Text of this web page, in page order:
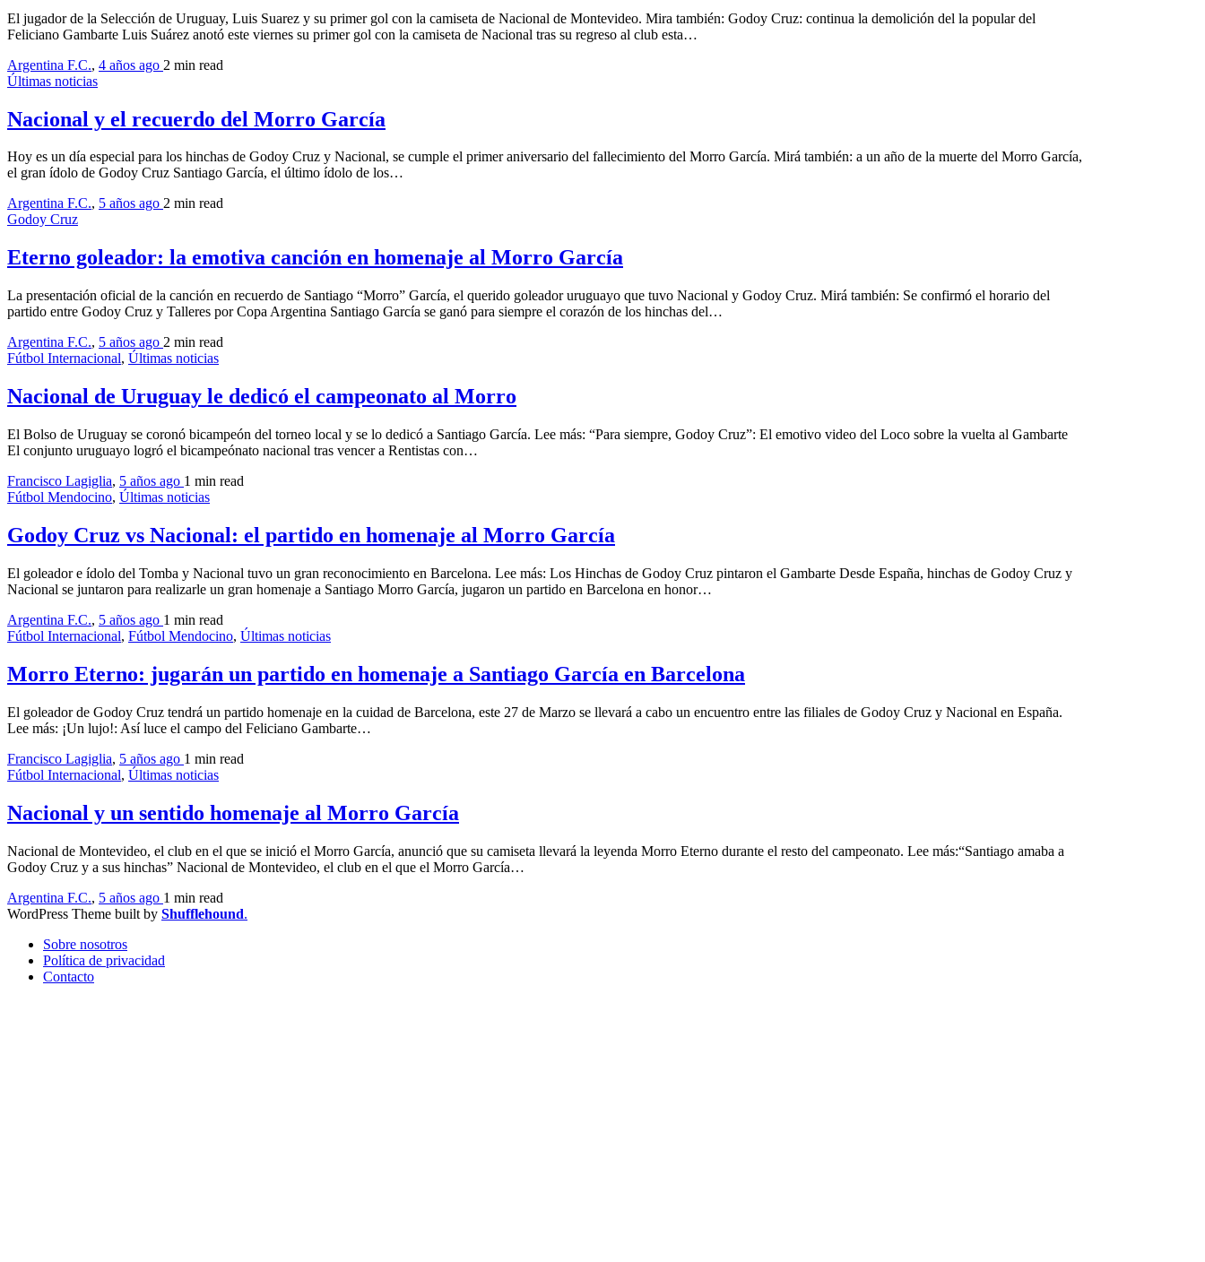
El jugador de la Selección de Uruguay, Luis Suarez y su primer gol con la camiseta de Nacional de Montevideo. Mira también: Godoy Cruz: continua la demolición del la popular del
Feliciano Gambarte Luis Suárez anotó este viernes su primer gol con la camiseta de Nacional tras su regreso al club esta…
Argentina F.C., 4 años ago 2 min read
Últimas noticias
Nacional y el recuerdo del Morro García
Hoy es un día especial para los hinchas de Godoy Cruz y Nacional, se cumple el primer aniversario del fallecimiento del Morro García. Mirá también: a un año de la muerte del Morro García,
el gran ídolo de Godoy Cruz Santiago García, el último ídolo de los…
Argentina F.C., 5 años ago 2 min read
Godoy Cruz
Eterno goleador: la emotiva canción en homenaje al Morro García
La presentación oficial de la canción en recuerdo de Santiago “Morro” García, el querido goleador uruguayo que tuvo Nacional y Godoy Cruz. Mirá también: Se confirmó el horario del
partido entre Godoy Cruz y Talleres por Copa Argentina Santiago García se ganó para siempre el corazón de los hinchas del…
Argentina F.C., 5 años ago 2 min read
Fútbol Internacional, Últimas noticias
Nacional de Uruguay le dedicó el campeonato al Morro
El Bolso de Uruguay se coronó bicampeón del torneo local y se lo dedicó a Santiago García. Lee más: “Para siempre, Godoy Cruz”: El emotivo video del Loco sobre la vuelta al Gambarte
El conjunto uruguayo logró el bicampeónato nacional tras vencer a Rentistas con…
Francisco Lagiglia, 5 años ago 1 min read
Fútbol Mendocino, Últimas noticias
Godoy Cruz vs Nacional: el partido en homenaje al Morro García
El goleador e ídolo del Tomba y Nacional tuvo un gran reconocimiento en Barcelona. Lee más: Los Hinchas de Godoy Cruz pintaron el Gambarte Desde España, hinchas de Godoy Cruz y
Nacional se juntaron para realizarle un gran homenaje a Santiago Morro García, jugaron un partido en Barcelona en honor…
Argentina F.C., 5 años ago 1 min read
Fútbol Internacional, Fútbol Mendocino, Últimas noticias
Morro Eterno: jugarán un partido en homenaje a Santiago García en Barcelona
El goleador de Godoy Cruz tendrá un partido homenaje en la cuidad de Barcelona, este 27 de Marzo se llevará a cabo un encuentro entre las filiales de Godoy Cruz y Nacional en España.
Lee más: ¡Un lujo!: Así luce el campo del Feliciano Gambarte…
Francisco Lagiglia, 5 años ago 1 min read
Fútbol Internacional, Últimas noticias
Nacional y un sentido homenaje al Morro García
Nacional de Montevideo, el club en el que se inició el Morro García, anunció que su camiseta llevará la leyenda Morro Eterno durante el resto del campeonato. Lee más:“Santiago amaba a
Godoy Cruz y a sus hinchas” Nacional de Montevideo, el club en el que el Morro García…
Argentina F.C., 5 años ago 1 min read
WordPress Theme built by Shufflehound.
Sobre nosotros
Política de privacidad
Contacto